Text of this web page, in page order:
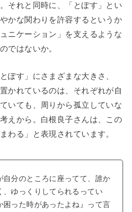
それと同時に、「とぽす」とい
かな関わりを許容するというか
ニケーション」を支えるような
ではないか。
ぽす」にさまざまな大きさ、
かれているのは、それぞれが自
いても、周りから孤立していな
えから。白根良子さんは、この
わる」と表現されています。
自分のところに座ってて、誰か
、ゆっくりしてられるってい
困った時があったよね』って言